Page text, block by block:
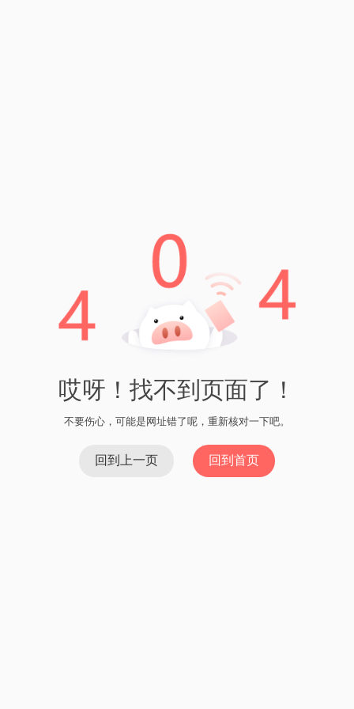
哎呀！找不到页面了！
不要伤心，可能是网址错了呢，重新核对一下吧。
回到上一页 回到首页